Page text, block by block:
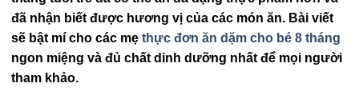
đã nhận biết được hương vị của các món ăn. Bài viết
sẽ bật mí cho các mẹ thực đơn ăn dặm cho bé 8 tháng
ngon miệng và đủ chất dinh dưỡng nhất để mọi người
tham khảo.